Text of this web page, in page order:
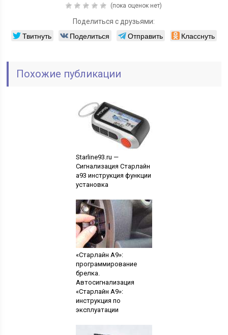
(пока оценок нет)
Поделиться с друзьями:
Твитнуть Поделиться Отправить Класснуть
Похожие публикации
Starline93.ru —
Сигнализация Старлайн
а93 инструкция функции
установка
«Старлайн А9»:
программирование
брелка.
Автосигнализация
«Старлайн А9»:
инструкция по
эксплуатации